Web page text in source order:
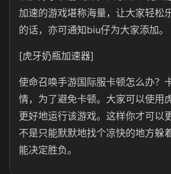
加速的游戏堪称海量，让大家轻松
的话，亦可通知biu仔为大家添加。
[虎牙奶瓶加速器]
使命召唤手游国际服卡顿怎么办？
情，为了避免卡顿。大家可以使用
更好地运行该游戏。这样你才可以
不是只能默默地找个凉快的地方躲
能决定胜负。